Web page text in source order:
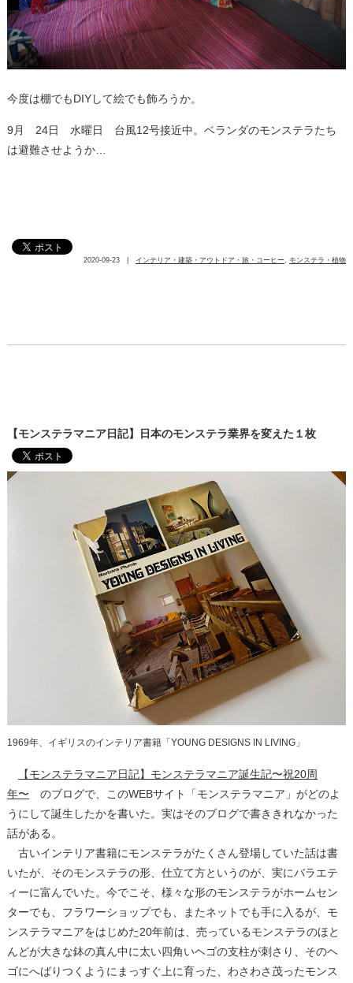
今度は棚でもDIYして絵でも飾ろうか。
9月 24日 水曜日 台風12号接近中。ベランダのモンステラたち
は避難させようか…
2020-09-23 | インテリア・建築・アウトドア・旅・コーヒー モンステラ・植物
【モンステラマニア日記】日本のモンステラ業界を変えた１枚
1969年、イギリスのインテリア書籍「YOUNG DESIGNS IN LIVING」
【モンステラマニア日記】モンステラマニア誕生記〜祝20周
年〜 のブログで、このWEBサイト「モンステラマニア」がどのよ
うにして誕生したかを書いた。実はそのブログで書ききれなかった
話がある。
古いインテリア書籍にモンステラがたくさん登場していた話は書
いたが、そのモンステラの形、仕立て方というのが、実にバラエテ
ィーに富んでいた。今でこそ、様々な形のモンステラがホームセン
ターでも、フラワーショップでも、またネットでも手に入るが、モ
ンステラマニアをはじめた20年前は、売っているモンステラのほと
んどが大きな鉢の真ん中に太い四角いヘゴの支柱が刺さり、そのヘ
ゴにへばりつくようにまっすぐ上に育った、わさわさ茂ったモンス